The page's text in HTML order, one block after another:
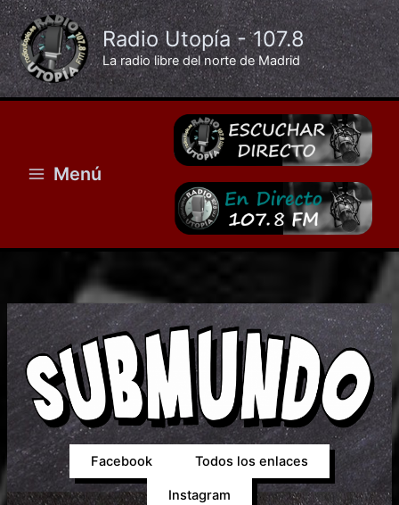
Ir
al
contenido
Radio Utopía - 107.8
La radio libre del norte de Madrid
Menú
Facebook Todos los enlaces
Instagram